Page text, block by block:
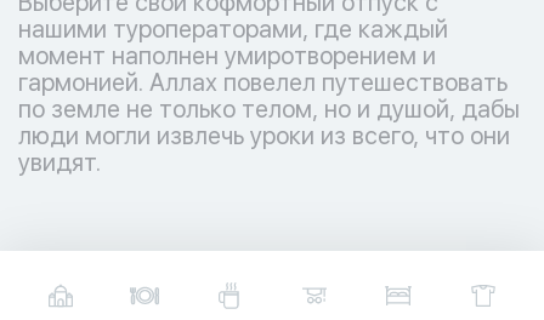
нашими туроператорами, где каждый
момент наполнен умиротворением и
гармонией. Аллах повелел путешествовать
по земле не только телом, но и душой, дабы
люди могли извлечь уроки из всего, что они
увидят.